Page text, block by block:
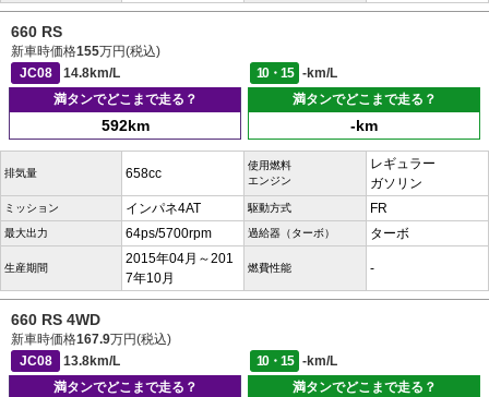
660 RS
新車時価格155万円(税込)
JC08
14.8km/L 10・15
-km/L
満タンでどこまで走る？
592km
満タンでどこまで走る？
-km
排気量 658cc
使用燃料
エンジン
レギュラー
ガソリン
ミッション インパネ4AT 駆動方式 FR
最大出力 64ps/5700rpm 過給器（ターボ） ターボ
生産期間
2015年04月～201
7年10月
燃費性能 -
660 RS 4WD
新車時価格167.9万円(税込)
JC08
13.8km/L 10・15
-km/L
満タンでどこまで走る？
満タンでどこまで走る？